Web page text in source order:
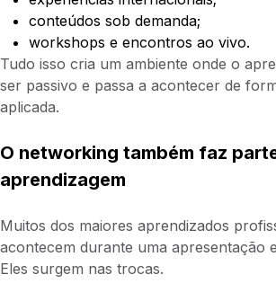
conteúdos sob demanda;
workshops e encontros ao vivo.
Tudo isso cria um ambiente onde o
ser passivo e passa a acontecer de
aplicada.
O networking também faz
aprendizagem
Muitos dos maiores aprendizados
acontecem durante uma apresentação
Eles surgem nas trocas.